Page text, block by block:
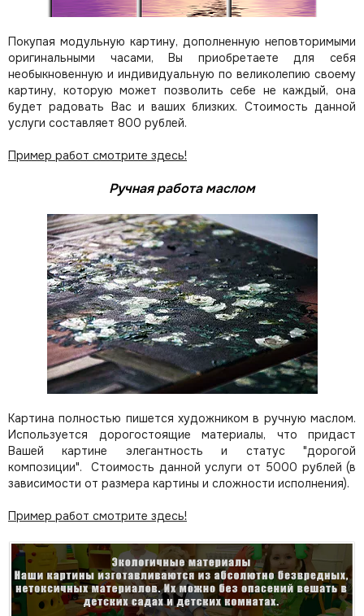
Покупая модульную картину, дополненную неповторимыми
оригинальными часами, Вы приобретаете для себя
необыкновенную и индивидуальную по великолепию своему
картину, которую может позволить себе не каждый, она
будет радовать Вас и ваших близких. Стоимость данной
услуги составляет 800 рублей.
Пример работ смотрите здесь!
Ручная работа маслом
Картина полностью пишется художником в ручную маслом.
Используется дорогостоящие материалы, что придаст
Вашей картине элегантность и статус "дорогой
композиции". Стоимость данной услуги от 5000 рублей (в
зависимости от размера картины и сложности исполнения).
Пример работ смотрите здесь!